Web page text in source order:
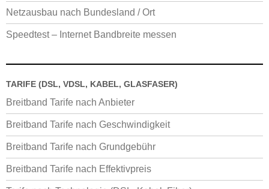
Netzausbau nach Bundesland / Ort
Speedtest – Internet Bandbreite messen
TARIFE (DSL, VDSL, KABEL, GLASFASER)
Breitband Tarife nach Anbieter
Breitband Tarife nach Geschwindigkeit
Breitband Tarife nach Grundgebühr
Breitband Tarife nach Effektivpreis